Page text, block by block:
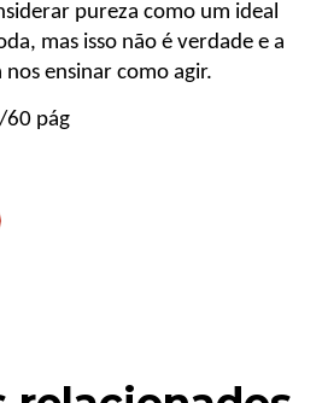
pureza como um ideal
mas isso não é verdade e a
ensinar como agir.
60 pág